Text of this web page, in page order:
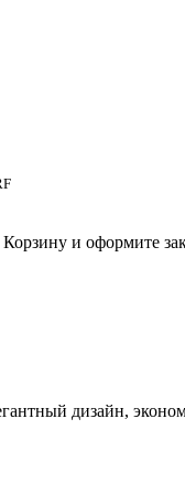
и оформите
дизайн,